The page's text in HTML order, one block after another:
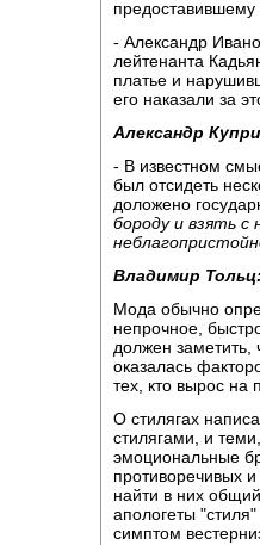
- Александр
лейтенанта
платье и
его наказали за
Александр
- В известном
был отсидеть
доложено
бороду и взять с
Владимир
Мода обычно
непрочное,
должен заметить,
оказалась
тех, кто вырос на
О стилягах
стилягами, и
эмоциональные
противоречивых
найти в них
апологеты
симптом